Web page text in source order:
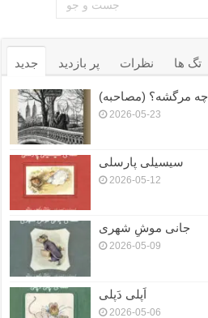
جدید پر بازدید نظرات تگ ها
چه مرگشه؟ (مصاحبه)
2026-05-23
سیسیلی پارسلی
2026-05-12
جانی موشِ شهری
2026-05-09
اَپلی دَپلی
2026-05-06